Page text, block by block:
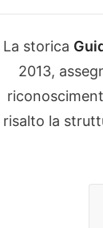
La storica
2013,
risalto la